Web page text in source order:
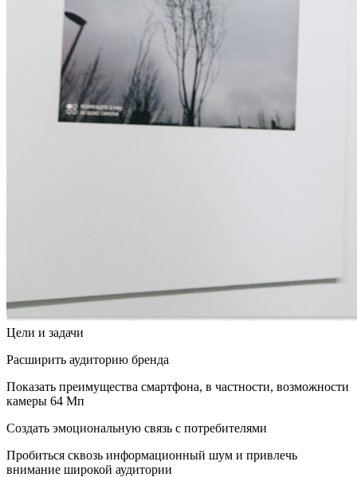
Цели и задачи
Расширить аудиторию бренда
Показать преимущества смартфона, в частности, возможности
камеры 64 Мп
Создать эмоциональную связь с потребителями
Пробиться сквозь информационный шум и привлечь
внимание широкой аудитории